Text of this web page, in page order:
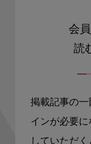
会
読
掲載記事の
インが必要
していただ